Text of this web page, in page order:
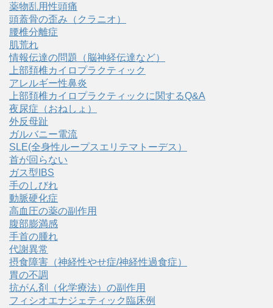
薬物乱用性頭痛
頭蓋骨の歪み（クラニオ）
腰椎分離症
肌荒れ
情報伝達の問題（脳神経伝達など）
上部頚椎カイロプラクティック
アレルギー性鼻炎
上部頚椎カイロプラクティックに関するQ&A
夜尿症（おねしょ）
外反母趾
ガルバニー電流
SLE(全身性ループスエリテマトーデス）
首が回らない
ガス型IBS
手のしびれ
動脈硬化症
高血圧の薬の副作用
腹部膨満感
手首の腫れ
代謝異常
摂食障害（神経性やせ症/神経性過食症）
胃の不調
抗がん剤（化学療法）の副作用
フィシオエナジェティック臨床例